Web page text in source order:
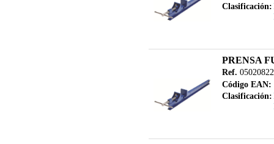
Clasificación:
PRENSA
Ref.
Código EAN:
Clasificación: